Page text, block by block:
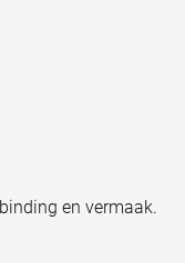
en vermaak.